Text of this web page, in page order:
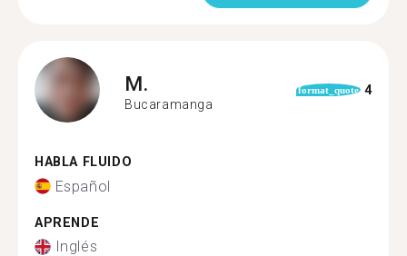
M.
Bucaramanga
format_quote 4
HABLA FLUIDO
Español
APRENDE
Inglés